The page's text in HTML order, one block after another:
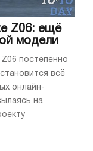
Z06: ещё
модели
постепенно
всё
онлайн-
на